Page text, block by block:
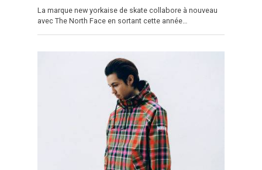
La marque new yorkaise de skate collabore à nouveau
avec The North Face en sortant cette année…